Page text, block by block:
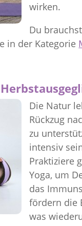
wirken.
Du
in der Kategorie
Die Natur
Rückzug
zu
intensiv
Praktiziere
Yoga, um
das
fördern die
was